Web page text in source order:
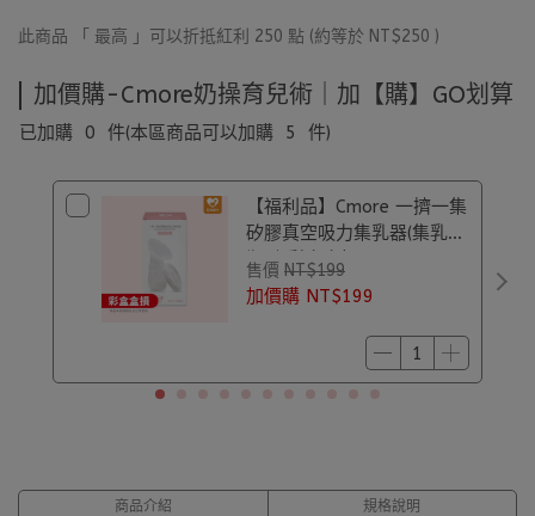
此商品 「 最高 」可以折抵紅利 250 點 (約等於 NT$250 )
加價購-Cmore奶操育兒術｜加【購】GO划算
已加購 0 件(本區商品可以加購 5 件)
【福利品】Cmore 一擠一集
矽膠真空吸力集乳器(集乳
瓶)｜彩盒盒損
售價 NT$199
加價購 NT$199
商品介紹 規格說明